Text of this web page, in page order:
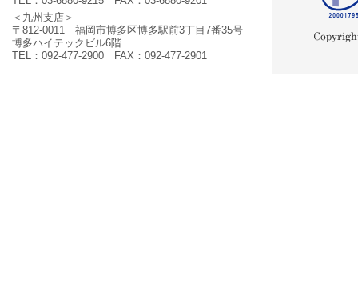
＜九州支店＞
〒812-0011 福岡市博多区博多駅前3丁目7番35号
博多ハイテックビル6階
TEL：092-477-2900 FAX：092-477-2901